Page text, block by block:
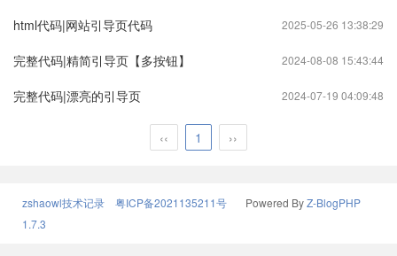
2025-05-26 13:38:29
html代码|网站引导页代码
2024-08-08 15:43:44
完整代码|精简引导页【多按钮】
2024-07-19 04:09:48
完整代码|漂亮的引导页
‹‹ 1 ››
zshaowl技术记录 粤ICP备2021135211号 Powered ByZ-BlogPHP
1.7.3